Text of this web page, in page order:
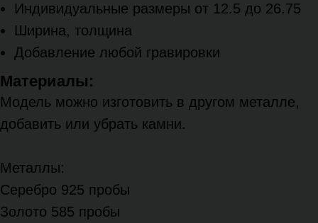
Индивидуальные размеры от 12.5 до 26.75
Ширина, толщина
Добавление любой гравировки
Материалы:
Модель можно изготовить в другом металле,
добавить или убрать камни.
Металлы:
Серебро 925 пробы
Золото 585 пробы